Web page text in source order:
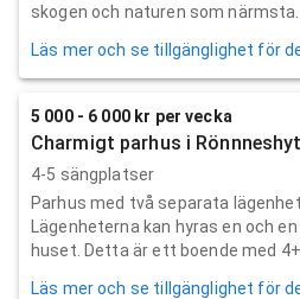
skogen och naturen som närmsta...
Läs mer och se tillgänglighet för
5 000 - 6 000 kr per vecka
Charmigt parhus i
4-5 sängplatser
Parhus med två separata
Lägenheterna kan hyras en och
huset. Detta är ett boende med
Läs mer och se tillgänglighet för